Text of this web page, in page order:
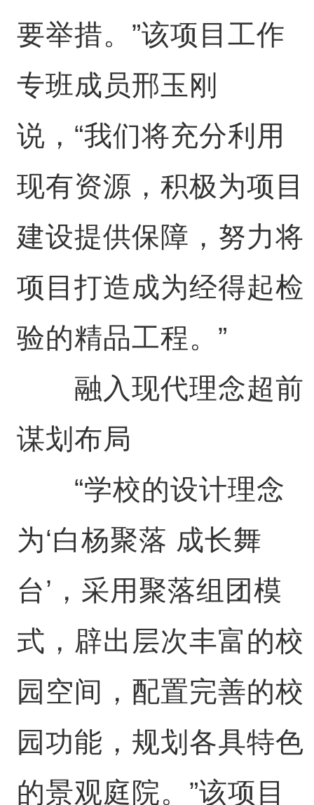
要举措。”该项目工作
专班成员邢玉刚
说，“我们将充分利用
现有资源，积极为项目
建设提供保障，努力将
项目打造成为经得起检
验的精品工程。”
融入现代理念超前
谋划布局
“学校的设计理念
为‘白杨聚落 成长舞
台’，采用聚落组团模
式，辟出层次丰富的校
园空间，配置完善的校
园功能，规划各具特色
的景观庭院。”该项目